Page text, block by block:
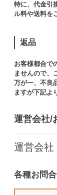
特に、代金引
ル料や送料を
返品
お客様都合で
ませんので、
万が一、不良
ますが下記よ
運営会社/
運営会
各種お問